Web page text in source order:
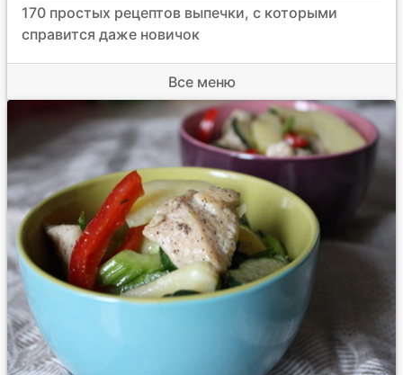
170 простых рецептов выпечки, с которыми
справится даже новичок
Все меню